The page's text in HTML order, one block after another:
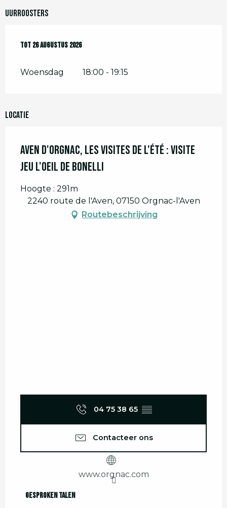
Uurroosters
Vanaf8 juli 2026tot26 augustus 2026
Tot 26 augustus 2026
Woensdag 18:00 - 19:15
Locatie
Aven d'Orgnac, les visites de l'été : visite
jeu l'Oeil de Bonelli
Hoogte : 291m
2240 route de l'Aven, 07150 Orgnac-l'Aven
Routebeschrijving
04 75 38 65 ▒▒
Contacteer ons
www.orgnac.com
Gesproken talen
Gesproken talen